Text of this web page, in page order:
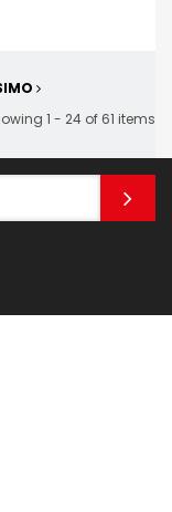
1 - 24 of 61 items